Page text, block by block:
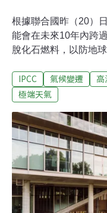
根據聯合國昨（20）
能會在未來10年內跨
脫化石燃料，以防地
相對安全的水準，地
做需要全球合作、數
門委員會（IPCC）第
Synthesis Report）
以來的大量全球暖化
一次改變的機會，但
於2030年將溫室氣體
完全停止排放二氧化
約50%的機會將升溫
IPCC 氣候變遷 高
極端天氣